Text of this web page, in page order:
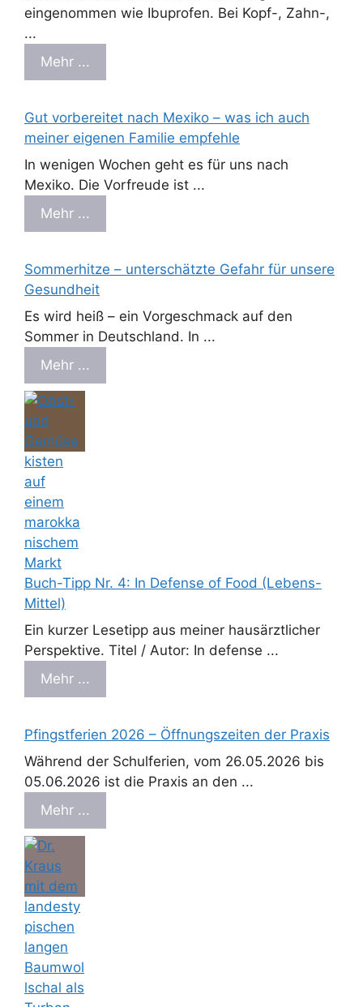
eingenommen wie Ibuprofen. Bei Kopf-, Zahn-,
...
Mehr ...
Gut vorbereitet nach Mexiko – was ich auch
meiner eigenen Familie empfehle
In wenigen Wochen geht es für uns nach
Mexiko. Die Vorfreude ist ...
Mehr ...
Sommerhitze – unterschätzte Gefahr für unsere
Gesundheit
Es wird heiß – ein Vorgeschmack auf den
Sommer in Deutschland. In ...
Mehr ...
Buch-Tipp Nr. 4: In Defense of Food (Lebens-
Mittel)
Ein kurzer Lesetipp aus meiner hausärztlicher
Perspektive. Titel / Autor: In defense ...
Mehr ...
Pfingstferien 2026 – Öffnungszeiten der Praxis
Während der Schulferien, vom 26.05.2026 bis
05.06.2026 ist die Praxis an den ...
Mehr ...